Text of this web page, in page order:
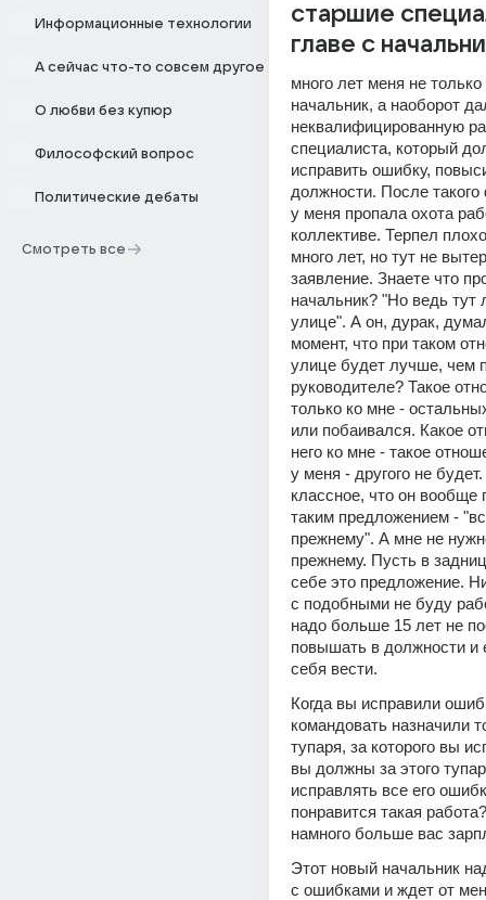
Информационные технологии
А сейчас что-то совсем другое
О любви без купюр
Философский вопрос
Политические дебаты
Смотреть все
старшие
главе с
много лет меня не
начальник, а наоборот
неквалифицированную
специалиста, который
исправить ошибку,
должности. После
у меня пропала охота
коллективе. Терпел
много лет, но тут не
заявление. Знаете что
начальник? "Но ведь
улице". А он, дурак,
момент, что при таком
улице будет лучше, чем
руководителе? Такое
только ко мне -
или побаивался. Какое
него ко мне - такое
у меня - другого не
классное, что он вообще
таким предложением -
прежнему". А мне не
прежнему. Пусть в
себе это предложение.
с подобными не буду
надо больше 15 лет не
повышать в должности и
себя вести.
Когда вы исправили
командовать назначили
тупаря, за которого вы
вы должны за этого
исправлять все его
понравится такая
намного больше вас
Этот новый начальник
с ошибками и ждет от